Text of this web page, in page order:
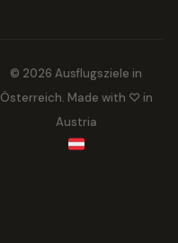
© 2026 Ausflugsziele in
Österreich. Made with ♡ in
Austria